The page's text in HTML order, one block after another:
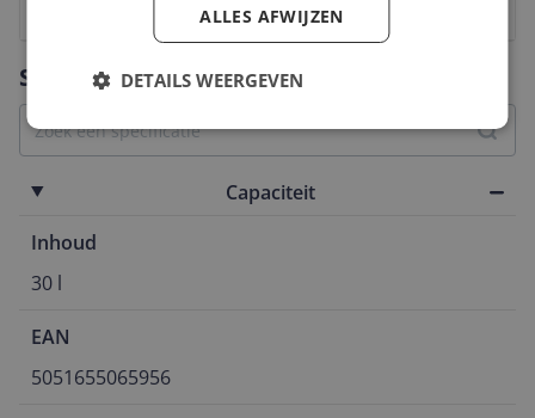
Specificaties
Capaciteit
Inhoud
30 l
EAN
5051655065956
7
6
5
ALLES AFWIJZEN
DETAILS WEERGEVEN